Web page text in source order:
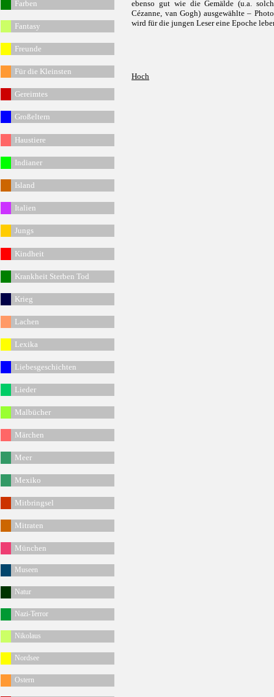
Farben
Fantasy
Freunde
Für die Kleinsten
Gereimtes
Großeltern
Haustiere
Indianer
Island
Italien
Jungs
Kindheit
Krankheit Sterben Tod
Krieg
Lachen
Lexika
Liebesgeschichten
Lieder
Malbücher
Märchen
Meer
Mexiko
Mitbringsel
Mitraten
München
Museen
Natur
Nazi-Terror
Nikolaus
Nordsee
Ostern
ebenso gut wie die Gemälde (u.a.
Cézanne, van Gogh) ausgewählte –
wird für die jungen Leser eine Epoche
Hoch